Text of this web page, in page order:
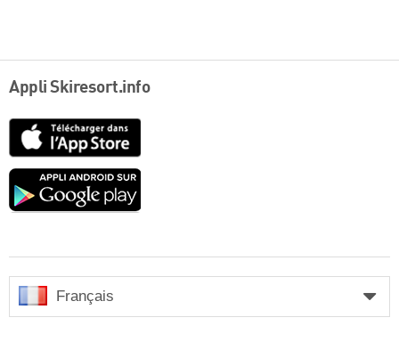
Appli Skiresort.info
Google
Français